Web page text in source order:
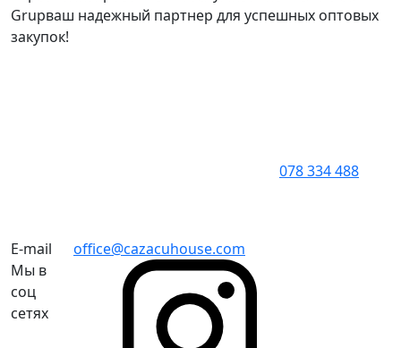
Grupваш надежный партнер для успешных оптовых
закупок!
078 334 488
E-mail
office@cazacuhouse.com
Мы в
соц
сетях